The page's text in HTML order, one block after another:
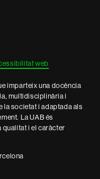
web
imparteix una docència
multidisciplinària i
la societat i adaptada als
La UAB és
qualitat i el caràcter